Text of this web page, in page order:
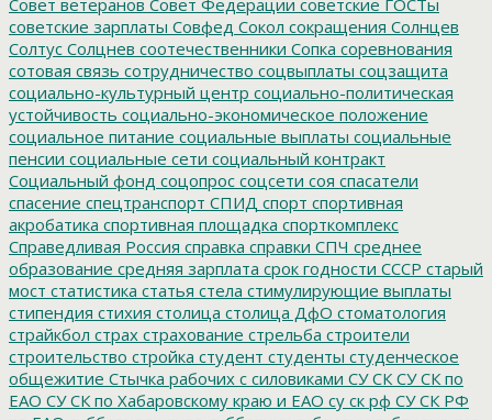
советские зарплаты Совфед Сокол сокращения Солнцев
Солтус Солцнев соотечественники Сопка соревнования
сотовая связь сотрудничество соцвыплаты соцзащита
социально-культурный центр социально-политическая
устойчивость социально-экономическое положение
социальное питание социальные выплаты социальные
пенсии социальные сети социальный контракт
Социальный фонд соцопрос соцсети соя спасатели
спасение спецтранспорт СПИД спорт спортивная
акробатика спортивная площадка спорткомплекс
Справедливая Россия справка справки СПЧ среднее
образование средняя зарплата срок годности СССР старый
мост статистика статья стела стимулирующие выплаты
стипендия стихия столица столица ДфО стоматология
страйкбол страх страхование стрельба строители
строительство стройка студент студенты студенческое
общежитие Стычка рабочих с силовиками СУ СК СУ СК по
ЕАО СУ СК по Хабаровскому краю и ЕАО су ск рф СУ СК РФ